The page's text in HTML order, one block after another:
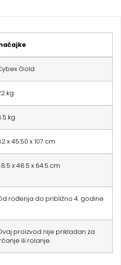
Gold
kg
kg
x 45.50 x 107 cm
x 48.5 x 64.5 cm
rođenja do približno 4. godine
proizvod nije prikladan za
ili rolanje.